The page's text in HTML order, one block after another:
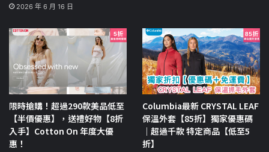
2026 年 6 月 16 日
限時搶購！超過290款美品低至
【半價優惠】，送禮好物【8折
入手】Cotton On 年度大優
惠！
Columbia最新 CRYSTAL LEAF
保溫外套【85折】獨家優惠碼
｜超過千款 特定商品【低至5
折】